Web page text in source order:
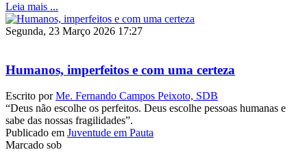
Leia mais ...
Segunda, 23 Março 2026 17:27
Humanos, imperfeitos e com uma certeza
Escrito porMe. Fernando Campos Peixoto, SDB
“Deus não escolhe os perfeitos. Deus escolhe pessoas humanas e
sabe das nossas fragilidades”.
Publicado em Juventude em Pauta
Marcado sob